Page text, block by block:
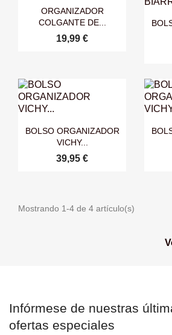
 Vista rápida
ORGANIZADOR
COLGANTE DE...
19,99 €
 Vista rápida
BOLSO ORGANIZADOR
VICHY...
39,95 €
Mostrando 1-4 de 4 artículo(s)
Infórmese de nuestras
ofertas especiales